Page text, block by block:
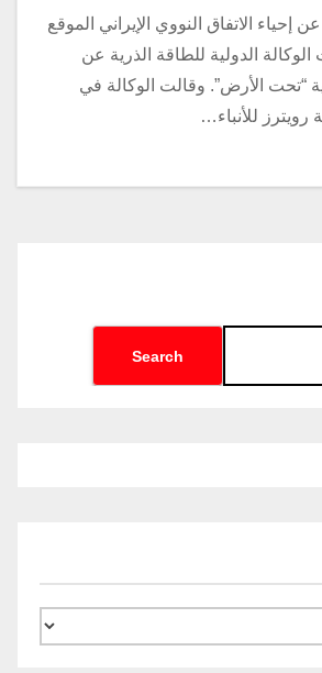
الاتفاق النووي الإيراني الموقع
كشفت الوكالة الدولية للطاقة الذرية عن
“تحت الأرض”. وقالت الوكالة في
للأنباء…
Search